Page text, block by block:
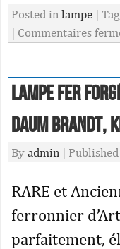
Posted in lampe |
| Commentaires
Lampe fer
Daum Brandt,
By admin | Published
RARE et
ferronnier
parfaitement,